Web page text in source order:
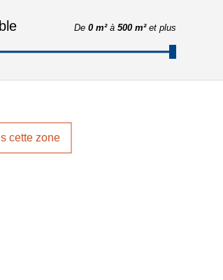
De 0 m² à 500 m² et plus
cette zone